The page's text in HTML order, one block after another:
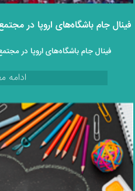
فینال جام باشگاه‌های اروپا در
فینال جام باشگاه‌های اروپا در
ادامه